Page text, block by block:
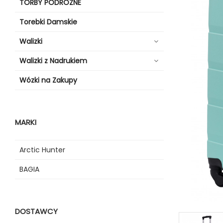
TORBY PODRÓŻNE
Torebki Damskie
Walizki
Walizki z Nadrukiem
Wózki na Zakupy
MARKI
Arctic Hunter
BAGIA
DOSTAWCY